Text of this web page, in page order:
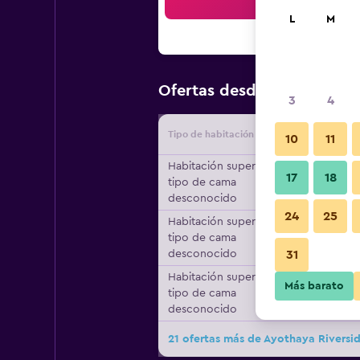
Ofertas desde Oferta
Tipo de habitación
Habitación superior,
tipo de cama
desconocido
Habitación superior,
tipo de cama
desconocido
Habitación superior,
tipo de cama
desconocido
21 ofertas más de Ayothaya
L M
3 4
10 11
17 18
24 25
31
Más barato